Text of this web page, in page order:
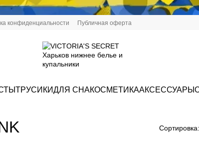
конфиденциальности Публичная оферта
ТРУСИКИДЛЯ СНАКОСМЕТИКААКСЕССУАРЫ
Сортировка: